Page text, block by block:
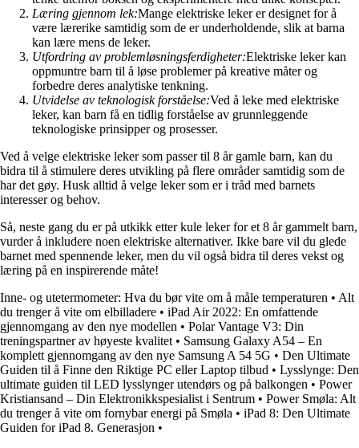
Læring gjennom lek:Mange elektriske leker er designet for å
være lærerike samtidig som de er underholdende, slik at barna
kan lære mens de leker.
Utfordring av problemløsningsferdigheter:Elektriske leker kan
oppmuntre barn til å løse problemer på kreative måter og
forbedre deres analytiske tenkning.
Utvidelse av teknologisk forståelse:Ved å leke med elektriske
leker, kan barn få en tidlig forståelse av grunnleggende
teknologiske prinsipper og prosesser.
Ved å velge elektriske leker som passer til 8 år gamle barn, kan du
bidra til å stimulere deres utvikling på flere områder samtidig som de
har det gøy. Husk alltid å velge leker som er i tråd med barnets
interesser og behov.
Så, neste gang du er på utkikk etter kule leker for et 8 år gammelt barn,
vurder å inkludere noen elektriske alternativer. Ikke bare vil du glede
barnet med spennende leker, men du vil også bidra til deres vekst og
læring på en inspirerende måte!
Inne- og utetermometer: Hva du bør vite om å måle temperaturen • Alt
du trenger å vite om elbilladere • iPad Air 2022: En omfattende
gjennomgang av den nye modellen • Polar Vantage V3: Din
treningspartner av høyeste kvalitet • Samsung Galaxy A54 – En
komplett gjennomgang av den nye Samsung A 54 5G • Den Ultimate
Guiden til å Finne den Riktige PC eller Laptop tilbud • Lysslynge: Den
ultimate guiden til LED lysslynger utendørs og på balkongen • Power
Kristiansand – Din Elektronikkspesialist i Sentrum • Power Smøla: Alt
du trenger å vite om fornybar energi på Smøla • iPad 8: Den Ultimate
Guiden for iPad 8. Generasjon •